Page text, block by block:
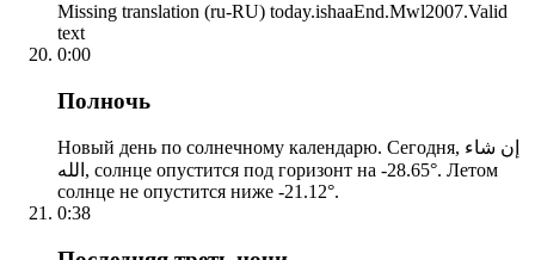
Missing translation (ru-RU) today.ishaaEnd.Mwl2007.Valid
text
0:00
Полночь
Новый день по солнечному календарю. Сегодня, إن شاء
الله, солнце опустится под горизонт на -28.65°. Летом
солнце не опустится ниже -21.12°.
0:38